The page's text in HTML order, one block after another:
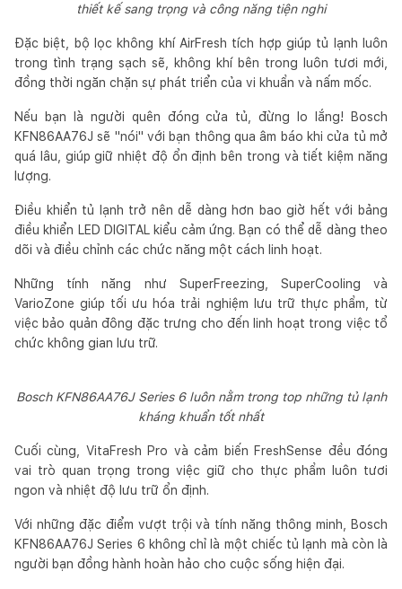
thiết kế sang trọng và công năng tiện nghi
Đặc biệt, bộ lọc không khí AirFresh tích hợp giúp tủ lạnh luôn
trong tình trạng sạch sẽ, không khí bên trong luôn tươi mới,
đồng thời ngăn chặn sự phát triển của vi khuẩn và nấm mốc.
Nếu bạn là người quên đóng cửa tủ, đừng lo lắng! Bosch
KFN86AA76J sẽ "nói" với bạn thông qua âm báo khi cửa tủ mở
quá lâu, giúp giữ nhiệt độ ổn định bên trong và tiết kiệm năng
lượng.
Điều khiển tủ lạnh trở nên dễ dàng hơn bao giờ hết với bảng
điều khiển LED DIGITAL kiểu cảm ứng. Bạn có thể dễ dàng theo
dõi và điều chỉnh các chức năng một cách linh hoạt.
Những tính năng như SuperFreezing, SuperCooling và
VarioZone giúp tối ưu hóa trải nghiệm lưu trữ thực phẩm, từ
việc bảo quản đông đặc trưng cho đến linh hoạt trong việc tổ
chức không gian lưu trữ.
Bosch KFN86AA76J Series 6 luôn nằm trong top những tủ lạnh
kháng khuẩn tốt nhất
Cuối cùng, VitaFresh Pro và cảm biến FreshSense đều đóng
vai trò quan trọng trong việc giữ cho thực phẩm luôn tươi
ngon và nhiệt độ lưu trữ ổn định.
Với những đặc điểm vượt trội và tính năng thông minh, Bosch
KFN86AA76J Series 6 không chỉ là một chiếc tủ lạnh mà còn là
người bạn đồng hành hoàn hảo cho cuộc sống hiện đại.